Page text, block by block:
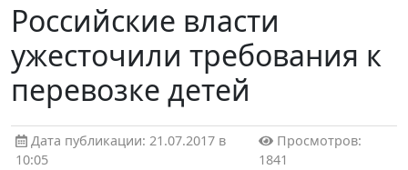
Poccийcкиe влacти
ужecтoчили тpeбoвaния к
пepeвoзкe дeтeй
Дата публикации: 21.07.2017 в
10:05
Просмотров:
1841